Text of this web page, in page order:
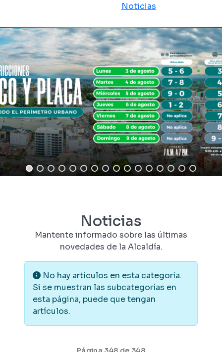
Noticias
Noticias
Mantente informado sobre las últimas
novedades de la Alcaldía.
Información
No hay artículos en esta categoría.
Si se muestran las subcategorías en
esta página, puede que tengan
artículos.